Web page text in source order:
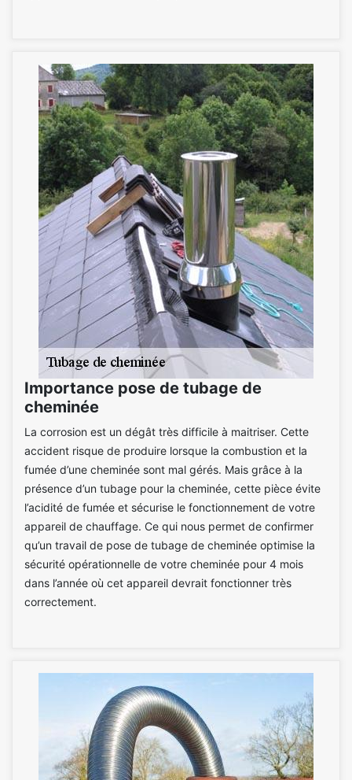
Importance pose de tubage de
cheminée
La corrosion est un dégât très difficile à maitriser. Cette
accident risque de produire lorsque la combustion et la
fumée d’une cheminée sont mal gérés. Mais grâce à la
présence d’un tubage pour la cheminée, cette pièce évite
l’acidité de fumée et sécurise le fonctionnement de votre
appareil de chauffage. Ce qui nous permet de confirmer
qu’un travail de pose de tubage de cheminée optimise la
sécurité opérationnelle de votre cheminée pour 4 mois
dans l’année où cet appareil devrait fonctionner très
correctement.